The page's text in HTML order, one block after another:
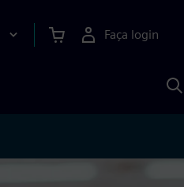
Faça login